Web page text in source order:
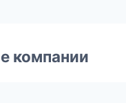
компании